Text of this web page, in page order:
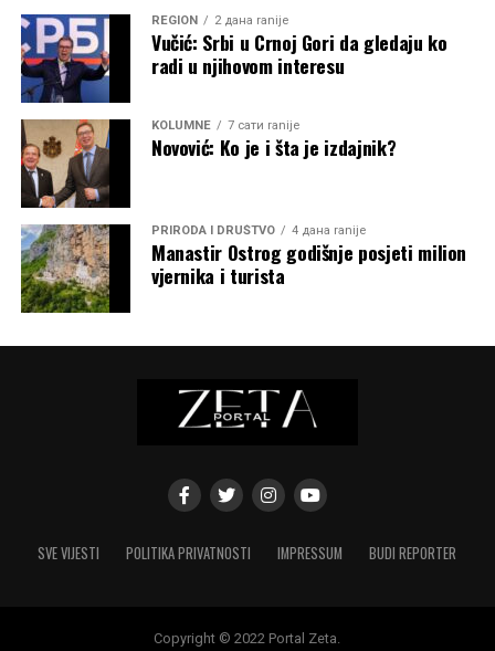
REGION 2 дана ranije
Vučić: Srbi u Crnoj Gori da gledaju ko
radi u njihovom interesu
KOLUMNE 7 сати ranije
Novović: Ko je i šta je izdajnik?
PRIRODA I DRUŠTVO 4 дана ranije
Manastir Ostrog godišnje posjeti milion
vjernika i turista
SVE VIJESTI POLITIKA PRIVATNOSTI IMPRESSUM BUDI REPORTER
Copyright © 2022 Portal Zeta.